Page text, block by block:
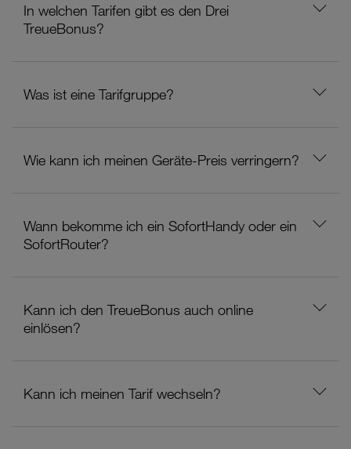
In welchen Tarifen gibt es den Drei
TreueBonus?
Was ist eine Tarifgruppe?
Wie kann ich meinen Geräte-Preis verringern?
Wann bekomme ich ein SofortHandy oder ein
SofortRouter?
Kann ich den TreueBonus auch online
einlösen?
Kann ich meinen Tarif wechseln?